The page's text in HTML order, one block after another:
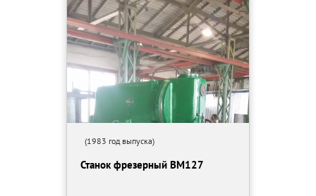
(1983 год выпуска)
Станок фрезерный ВМ127